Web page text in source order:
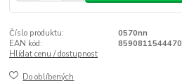
Číslo produktu:
0570nn
EAN kód:
8590811544470
Hlídat cenu / dostupnost
Do oblíbených